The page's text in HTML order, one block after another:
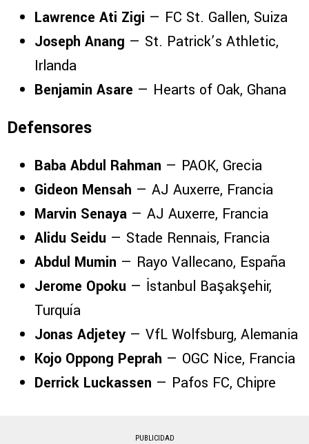
Lawrence Ati Zigi — FC St. Gallen, Suiza
Joseph Anang — St. Patrick’s Athletic,
Irlanda
Benjamin Asare — Hearts of Oak, Ghana
Defensores
Baba Abdul Rahman — PAOK, Grecia
Gideon Mensah — AJ Auxerre, Francia
Marvin Senaya — AJ Auxerre, Francia
Alidu Seidu — Stade Rennais, Francia
Abdul Mumin — Rayo Vallecano, España
Jerome Opoku — İstanbul Başakşehir,
Turquía
Jonas Adjetey — VfL Wolfsburg, Alemania
Kojo Oppong Peprah — OGC Nice, Francia
Derrick Luckassen — Pafos FC, Chipre
PUBLICIDAD